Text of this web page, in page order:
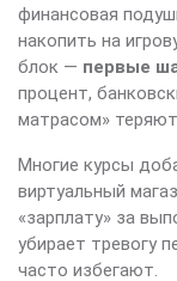
финансовая
накопить на
блок — первые
процент,
матрасом»
Многие курсы
виртуальный
«зарплату» за
убирает тревогу
часто избегают.